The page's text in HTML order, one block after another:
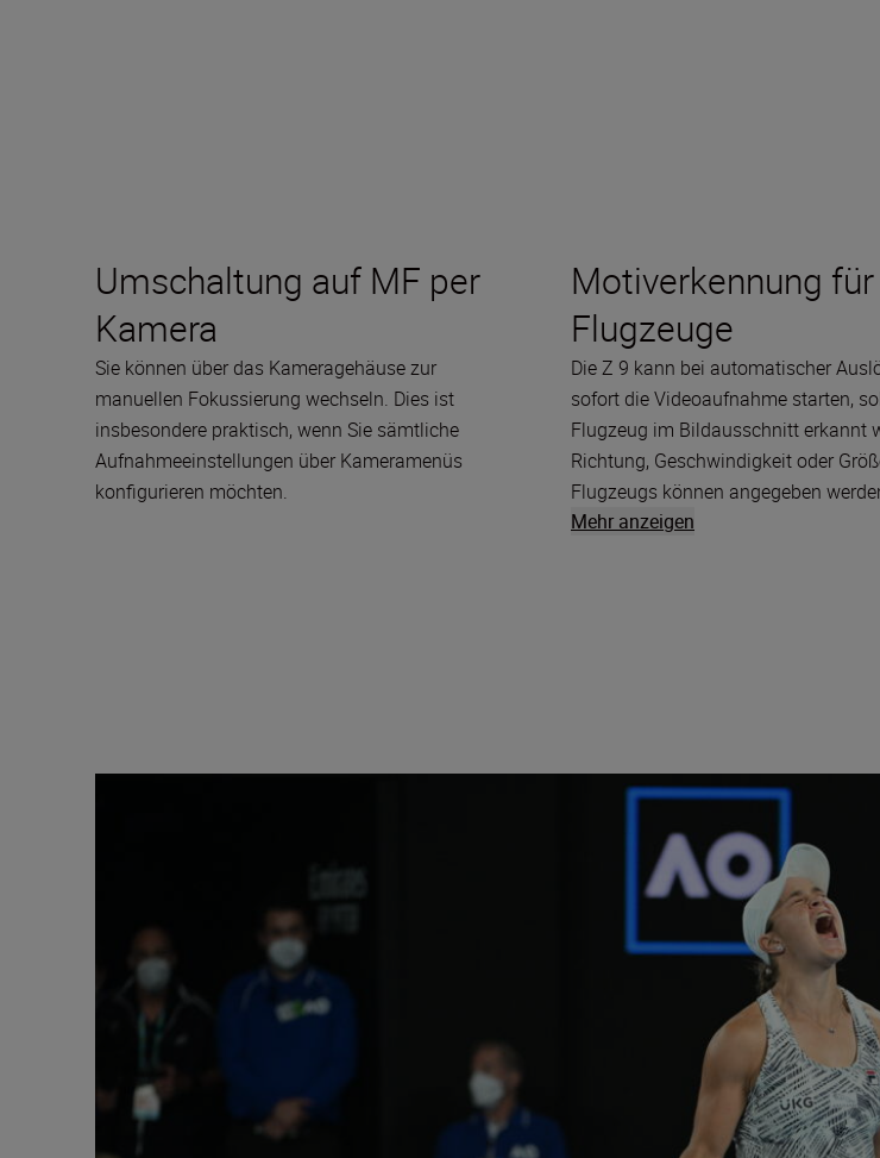
Umschaltung auf MF per
Kamera
Sie können über das Kameragehäuse zur
manuellen Fokussierung wechseln. Dies ist
insbesondere praktisch, wenn Sie sämtliche
Aufnahmeeinstellungen über Kameramenüs
konfigurieren möchten.
Motiverkennung für
Flugzeuge
Die Z 9 kann bei automatischer
sofort die Videoaufnahme starten,
Flugzeug im Bildausschnitt erkannt
Richtung, Geschwindigkeit oder
Flugzeugs können angegeben
gewünschte Aufnahme zu erhalten.
Mehr anzeigen